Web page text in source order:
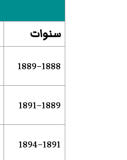
سنوات
1888–1889
1889–1891
1891–1894